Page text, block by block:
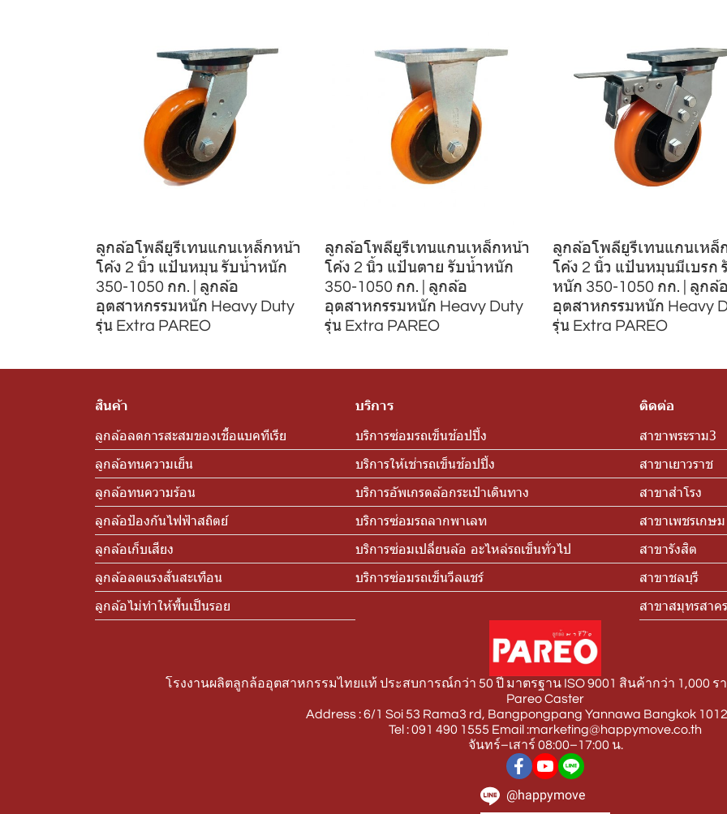
ลูกล้อโพลียูรีเทนแกนเหล็กหน้า
โค้ง 2 นิ้ว แป้นหมุน รับน้ำหนัก
350-1050 กก. | ลูกล้อ
อุตสาหกรรมหนัก Heavy Duty
รุ่น Extra PAREO
ลูกล้อโพลียูรีเทนแกนเหล็กหน้า
โค้ง 2 นิ้ว แป้นตาย รับน้ำหนัก
350-1050 กก. | ลูกล้อ
อุตสาหกรรมหนัก Heavy Duty
รุ่น Extra PAREO
ลูกล้อโพลียูรีเทนแกนเหล็
โค้ง 2 นิ้ว แป้นหมุนมีเบรก
หนัก 350-1050 กก. | ลูกล้อ
อุตสาหกรรมหนัก Heavy
รุ่น Extra PAREO
สินค้า
ลูกล้อลดการสะสมของเชื้อแบคทีเรีย
ลูกล้อทนความเย็น
ลูกล้อทนความร้อน
ลูกล้อป้องกันไฟฟ้าสถิตย์
ลูกล้อเก็บเสียง
ลูกล้อลดแรงสั่นสะเทือน
ลูกล้อไม่ทำให้พื้นเป็นรอย
บริการ
บริการซ่อมรถเข็นช้อปปิ้ง
บริการให้เช่ารถเข็นช้อปปิ้ง
บริการอัพเกรดล้อกระเป๋าเดินทาง
บริการซ่อมรถลากพาเลท
บริการซ่อมเปลี่ยนล้อ อะไหล่รถเข็นทั่วไป
บริการซ่อมรถเข็นวีลแชร์
ติดต่อ
สาขาพระราม3
สาขาเยาวราช
สาขาสำโรง
สาขาเพชรเกษม
สาขารังสิต
สาขาชลบุรี
สาขาสมุทรสาคร
โรงงานผลิตลูกล้ออุตสาหกรรมไทยแท้ ประสบการณ์กว่า 50 ปี มาตรฐาน ISO 9001 สินค้ากว่า 1,000
Pareo Caster
Address : 6/1 Soi 53 Rama3 rd, Bangpongpang Yannawa Bangkok
Tel : 091 490 1555 Email :marketing@happymove.co.th
จันทร์–เสาร์ 08:00–17:00 น.
@happymove